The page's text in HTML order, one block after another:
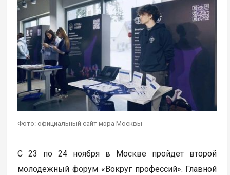
Фото: официальный сайт мэра Москвы
С 23 по 24 ноября в Москве пройдет второй
молодежный форум «Вокруг профессий». Главной